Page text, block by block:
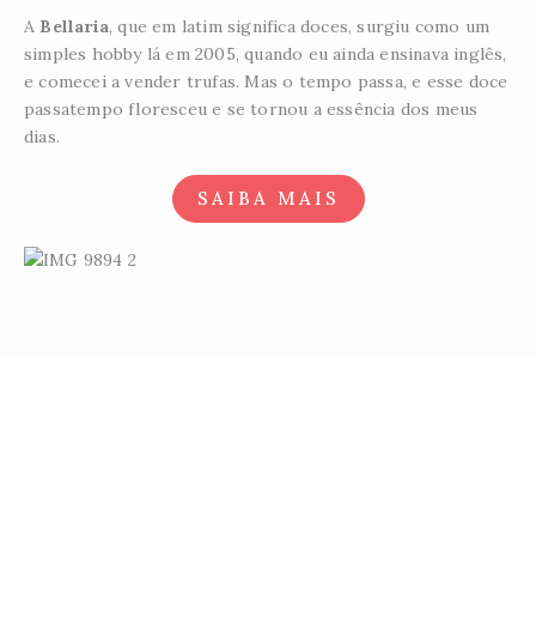
A Bellaria, que em latim significa doces, surgiu como um
simples hobby lá em 2005, quando eu ainda ensinava inglês,
e comecei a vender trufas. Mas o tempo passa, e esse doce
passatempo floresceu e se tornou a essência dos meus
dias.
SAIBA MAIS